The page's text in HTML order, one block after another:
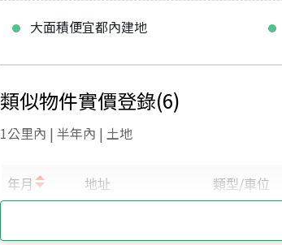
大面積便宜都內建地
類似物件實價登錄(6)
1公里內 | 半年內 | 土地